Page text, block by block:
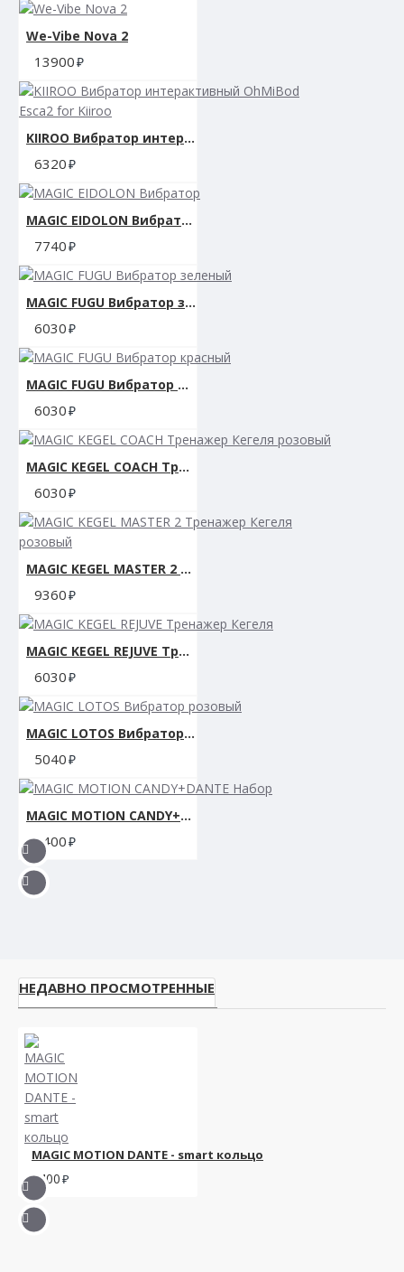
We-Vibe Nova 2
13900
KIIROO Вибратор интерактивный OhMiBod Esca2 for Kiiroo
6320
MAGIC EIDOLON Вибратор
7740
MAGIC FUGU Вибратор зеленый
6030
MAGIC FUGU Вибратор красный
6030
MAGIC KEGEL COACH Тренажер Кегеля розовый
6030
MAGIC KEGEL MASTER 2 Тренажер Кегеля розовый
9360
MAGIC KEGEL REJUVE Тренажер Кегеля
6030
MAGIC LOTOS Вибратор розовый
5040
MAGIC MOTION CANDY+DANTE Набор
5400
НЕДАВНО ПРОСМОТРЕННЫЕ
MAGIC MOTION DANTE - smart кольцо
4400